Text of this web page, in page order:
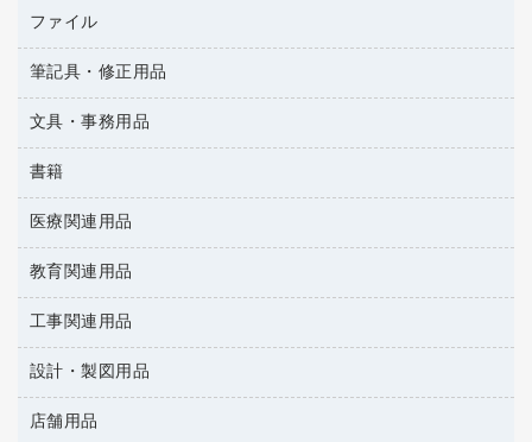
ティッシュペーパー
ダストボックス
タオル・アメニティ用品
スリッパ・サンダル・シューズ
スポーツ・レジャー用品
ゴミ袋
キッチン用品
ＯＨＰ用品
アルバム
懐中電灯・ライト
キッチン・調理家電
ＯＡタップ／延長コード
ラベルテープ
その他電子文具
封筒
粘着メモ
伝票
典礼用品
帳簿
額縁
各種用紙
ルーズリーフ
ファイル
名刺整理用品
板目表紙・綴込表紙
背幅が伸びるファイル
統一伝票用ファイル
収納保存用品
レターファイル
リングファイル
プレゼン用ファイル
筆記具・修正用品
万年筆
筆ペン
消しゴム
修正液・修正ペン
修正テープ
鉛筆
マーキングペン（油性）
マーキングペン（水性）
文具・事務用品
輪ゴム
両面テープ
名札
保管・整理用品
壁面／足元収納
備品／小物ケース
透明テープ 事務用
書籍
雑誌
パソコンソフト
医療関連用品
保健用品
使い捨て手袋
感染症対策用品
介護用品
医療関連用品
教育関連用品
教育関連用品
工事関連用品
工事関連用品
屋外用品
設計・製図用品
設計・製図用品
店舗用品